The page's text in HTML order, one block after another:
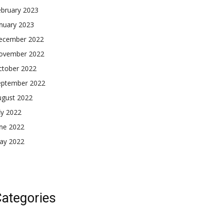
2023
2023
2022
2022
2022
2022
2022
2022
2022
2022